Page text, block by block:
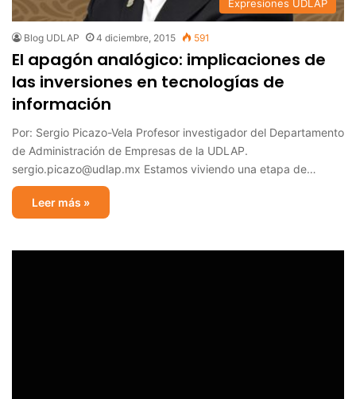
Expresiones UDLAP
Blog UDLAP 4 diciembre, 2015 591
El apagón analógico: implicaciones de
las inversiones en tecnologías de
información
Por: Sergio Picazo-Vela Profesor investigador del Departamento
de Administración de Empresas de la UDLAP.
sergio.picazo@udlap.mx Estamos viviendo una etapa de…
Leer más »